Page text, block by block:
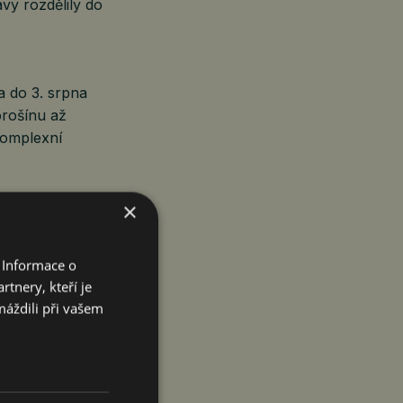
rozdělily do
do 3. srpna
až
to zvládnou,
přidávali
chodníky
×
o
kteří je
při vašem